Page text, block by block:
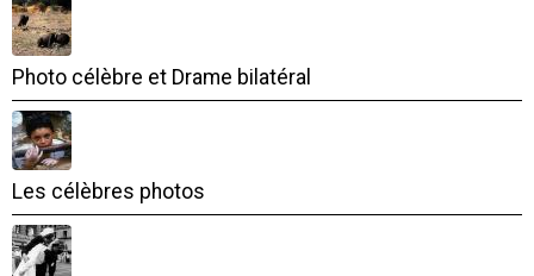
Photo célèbre et Drame bilatéral
Les célèbres photos